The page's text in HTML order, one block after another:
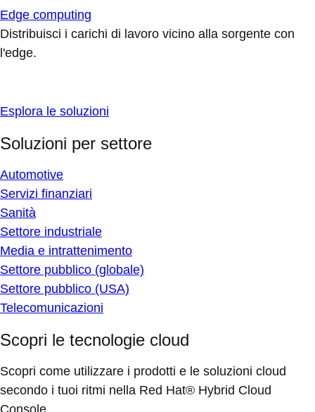
Edge computing
Distribuisci i carichi di lavoro vicino alla sorgente con
l'edge.
Esplora le soluzioni
Soluzioni per settore
Automotive
Servizi finanziari
Sanità
Settore industriale
Media e intrattenimento
Settore pubblico (globale)
Settore pubblico (USA)
Telecomunicazioni
Scopri le tecnologie cloud
Scopri come utilizzare i prodotti e le soluzioni cloud
secondo i tuoi ritmi nella Red Hat® Hybrid Cloud
Console.